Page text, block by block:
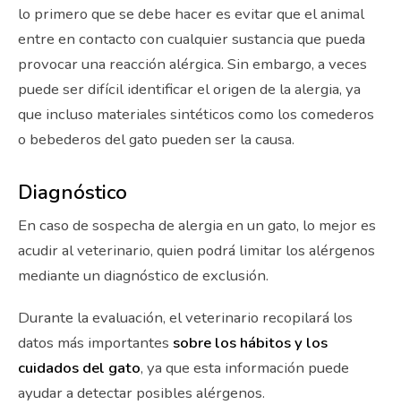
lo primero que se debe hacer es evitar que el animal
entre en contacto con cualquier sustancia que pueda
provocar una reacción alérgica. Sin embargo, a veces
puede ser difícil identificar el origen de la alergia, ya
que incluso materiales sintéticos como los comederos
o bebederos del gato pueden ser la causa.
Diagnóstico
En caso de sospecha de alergia en un gato, lo mejor es
acudir al veterinario, quien podrá limitar los alérgenos
mediante un diagnóstico de exclusión.
Durante la evaluación, el veterinario recopilará los
datos más importantes sobre los hábitos y los
cuidados del gato, ya que esta información puede
ayudar a detectar posibles alérgenos.